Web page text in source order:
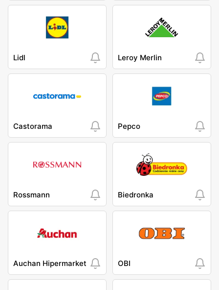
Lidl Leroy Merlin
Castorama Pepco
Rossmann Biedronka
Auchan Hipermarket OBI